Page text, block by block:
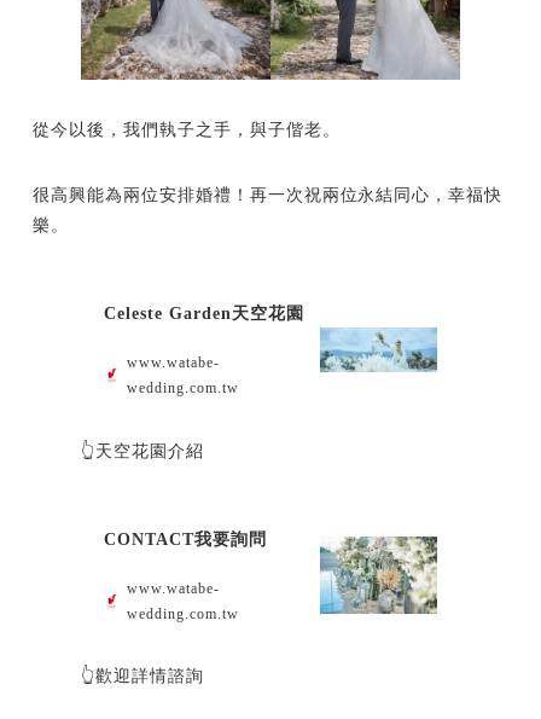
從今以後，我們執子之手，與子偕老。
很高興能為兩位安排婚禮！再一次祝兩位永結同心，幸福快
樂。
Celeste Garden天空花園
www.watabe-
wedding.com.tw
👆天空花園介紹
CONTACT我要詢問
www.watabe-
wedding.com.tw
👆歡迎詳情諮詢